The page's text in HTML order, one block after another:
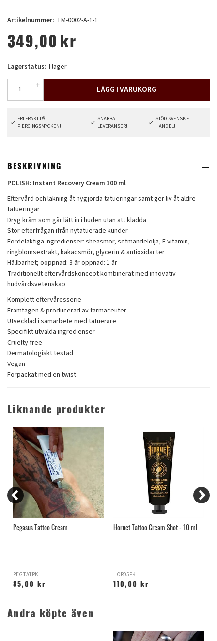
Artikelnummer: TM-0002-A-1-1
349,00 kr
Lagerstatus: I lager
LÄGG I VARUKORG
FRI FRAKT PÅ
PIERCINGSMYCKEN!
SNABBA
LEVERANSER!
STÖD SVENSK E-
HANDEL!
BESKRIVNING
POLISH: Instant Recovery Cream 100 ml
Eftervård och läkning åt nygjorda tatueringar samt ger liv åt äldre
tatueringar
Dryg kräm som går lätt in i huden utan att kladda
Stor efterfrågan ifrån nytatuerade kunder
Fördelaktiga ingredienser: sheasmör, sötmandelolja, E vitamin,
ringblomsextrakt, kakaosmör, glycerin & antioxidanter
Hållbarhet; oöppnad: 3 år öppnad: 1 år
Traditionellt eftervårdskoncept kombinerat med innovativ
hudvårdsvetenskap
Komplett eftervårdsserie
Framtagen & producerad av farmaceuter
Utvecklad i samarbete med tatuerare
Specifikt utvalda ingredienser
Cruelty free
Dermatologiskt testad
Vegan
Förpackat med en twist
Liknande produkter
Pegasus Tattoo Cream
PEGTATPK
85,00 kr
Hornet Tattoo Cream Shot - 10 ml
HOR05PK
110,00 kr
Andra köpte även